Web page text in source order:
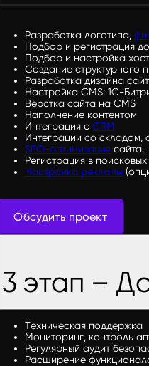
Разработка логотипа,
Подбор и регистрация
Подбор и настройка
Создание структурного
Разработка дизайна
Настройка CMS: 1С-
Вёрстка сайта на CMS
Наполнение контентом
Интеграция с CRM
Интеграции со складом,
SEO-оптимизация сайта,
Регистрация в
Настройка рекламы
Обсудить проект
3 этап –
Техническая поддержка
Мониторинг, контроль
Регулярный аудит
Расширение